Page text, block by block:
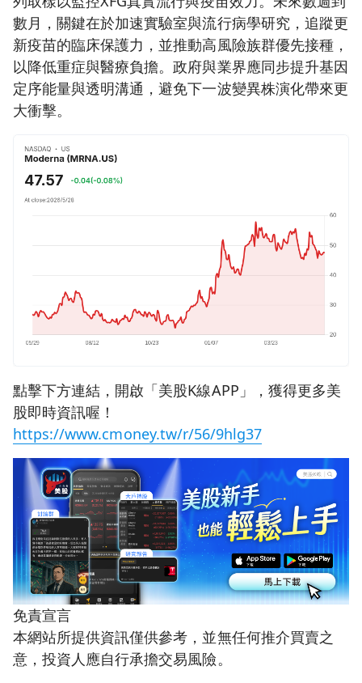
數月，關鍵在於加速實驗室與流行病學研究，追蹤更
新疫苗的臨床保護力，並推動高風險族群優先接種，
以降低重症與醫療負擔。政府與業界應同步提升基因
定序能量與透明溝通，避免下一波變異株演化帶來更
大衝擊。
點擊下方連結，開啟「美股K線APP」，獲得更多美
股即時資訊喔！
https://www.cmoney.tw/r/56/9hlg37
免責宣言
本網站所提供資訊僅供參考，並無任何推介買賣之
意，投資人應自行承擔交易風險。